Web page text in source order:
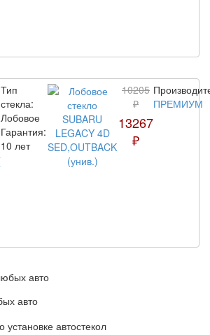
Тип
стекла:
Лобовое
Гарантия:
10 лет
10205
₽
13267
₽
ПРЕМИУМ
авто